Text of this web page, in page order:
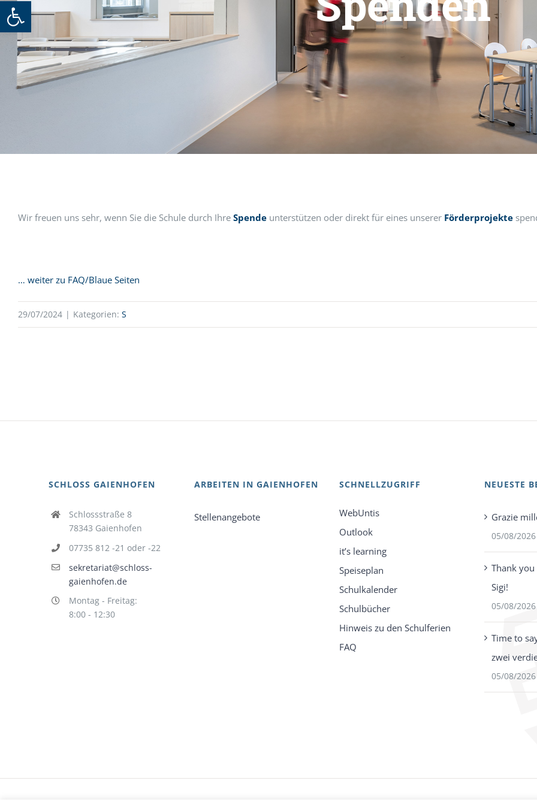
Werkzeugleiste öffnen
Wir freuen uns sehr, wenn Sie die Schule durch Ihre Spende unterstützen oder direkt für eines unserer Förderprojekte
… weiter zu FAQ/Blaue Seiten
29/07/2024 | Kategorien: S
SCHLOSS GAIENHOFEN
Schlossstraße 8
78343 Gaienhofen
07735 812 -21 oder -22
sekretariat@schloss-
gaienhofen.de
Montag - Freitag:
8:00 - 12:30
ARBEITEN IN GAIENHOFEN
Stellenangebote
SCHNELLZUGRIFF
WebUntis
Outlook
it’s learning
Speiseplan
Schulkalender
Schulbücher
Hinweis zu den Schulferien
FAQ
NEUESTE
Grazie
05/08/2026
Thank
Sigi!
05/08/2026
Time to
zwei
05/08/2026